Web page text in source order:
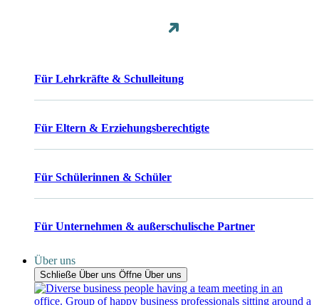
Für Lehrkräfte & Schulleitung
Für Eltern & Erziehungsberechtigte
Für Schülerinnen & Schüler
Für Unternehmen & außerschulische Partner
Über uns
Schließe Über uns Öffne Über uns